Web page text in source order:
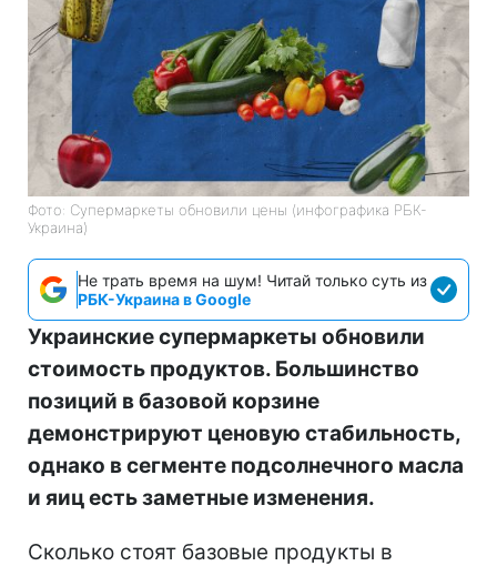
Фото: Супермаркеты обновили цены (инфографика РБК-
Украина)
Не трать время на шум! Читай только суть из
РБК-Украина в Google
Украинские супермаркеты обновили
стоимость продуктов. Большинство
позиций в базовой корзине
демонстрируют ценовую стабильность,
однако в сегменте подсолнечного масла
и яиц есть заметные изменения.
Сколько стоят базовые продукты в